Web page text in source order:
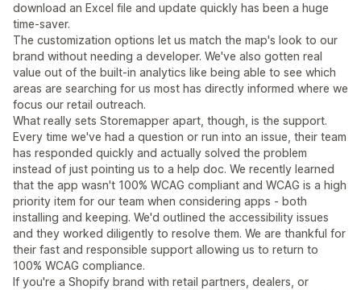
download an Excel file and update quickly has been a huge
time-saver.
The customization options let us match the map's look to our
brand without needing a developer. We've also gotten real
value out of the built-in analytics like being able to see which
areas are searching for us most has directly informed where we
focus our retail outreach.
What really sets Storemapper apart, though, is the support.
Every time we've had a question or run into an issue, their team
has responded quickly and actually solved the problem
instead of just pointing us to a help doc. We recently learned
that the app wasn't 100% WCAG compliant and WCAG is a high
priority item for our team when considering apps - both
installing and keeping. We'd outlined the accessibility issues
and they worked diligently to resolve them. We are thankful for
their fast and responsible support allowing us to return to
100% WCAG compliance.
If you're a Shopify brand with retail partners, dealers, or